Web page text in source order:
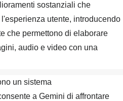
sostanziali che
utente, introducendo
che permettono di elaborare
audio e video con una
un sistema
a Gemini di affrontare